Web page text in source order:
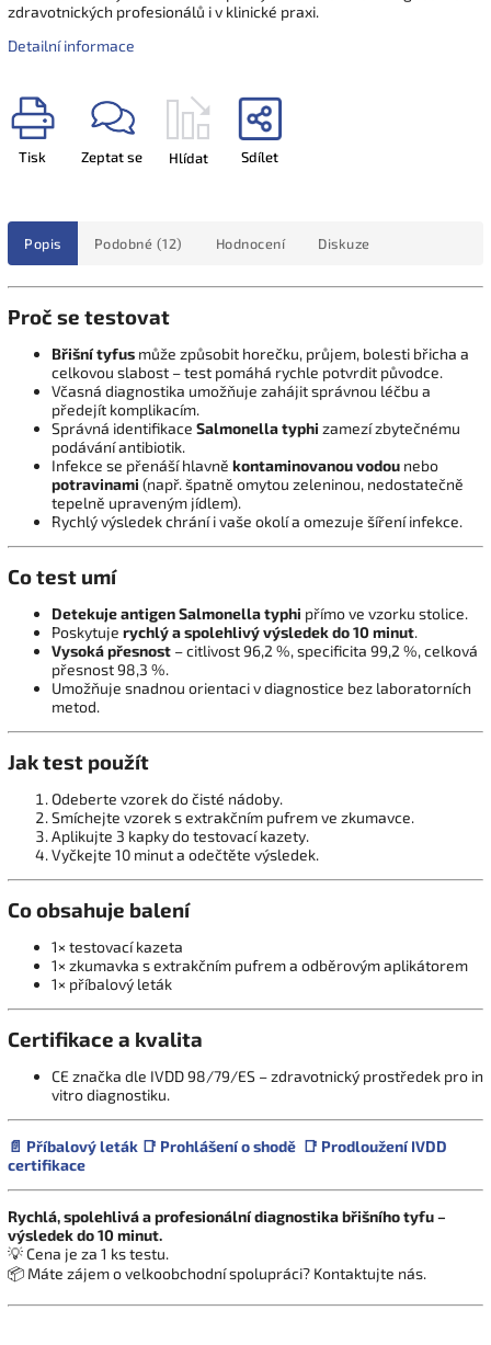
zdravotnických profesionálů i v klinické praxi.
Detailní informace
Tisk Zeptat se Hlídat Sdílet
Popis Podobné (12) Hodnocení Diskuze
Proč se testovat
Břišní tyfus může způsobit horečku, průjem, bolesti břicha a
celkovou slabost – test pomáhá rychle potvrdit původce.
Včasná diagnostika umožňuje zahájit správnou léčbu a
předejít komplikacím.
Správná identifikace Salmonella typhi zamezí zbytečnému
podávání antibiotik.
Infekce se přenáší hlavně kontaminovanou vodou nebo
potravinami (např. špatně omytou zeleninou, nedostatečně
tepelně upraveným jídlem).
Rychlý výsledek chrání i vaše okolí a omezuje šíření infekce.
Co test umí
Detekuje antigen Salmonella typhi přímo ve vzorku stolice.
Poskytuje rychlý a spolehlivý výsledek do 10 minut.
Vysoká přesnost – citlivost 96,2 %, specificita 99,2 %, celková
přesnost 98,3 %.
Umožňuje snadnou orientaci v diagnostice bez laboratorních
metod.
Jak test použít
Odeberte vzorek do čisté nádoby.
Smíchejte vzorek s extrakčním pufrem ve zkumavce.
Aplikujte 3 kapky do testovací kazety.
Vyčkejte 10 minut a odečtěte výsledek.
Co obsahuje balení
1× testovací kazeta
1× zkumavka s extrakčním pufrem a odběrovým aplikátorem
1× příbalový leták
Certifikace a kvalita
CE značka dle IVDD 98/79/ES – zdravotnický prostředek pro in
vitro diagnostiku.
📄 Příbalový leták 📑 Prohlášení o shodě 📑 Prodloužení IVDD
certifikace
Rychlá, spolehlivá a profesionální diagnostika břišního tyfu –
výsledek do 10 minut.
💡 Cena je za 1 ks testu.
📦 Máte zájem o velkoobchodní spolupráci? Kontaktujte nás.